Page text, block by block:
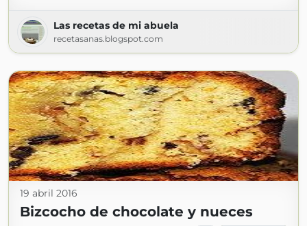
Las recetas de mi abuela
recetasanas.blogspot.com
19 abril 2016
Bizcocho de chocolate y nueces